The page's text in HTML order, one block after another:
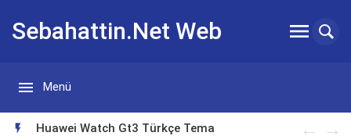
Sebahattin.Net Web
Günlügü

 Menü
 Huawei Watch Gt3 Türkçe Tema